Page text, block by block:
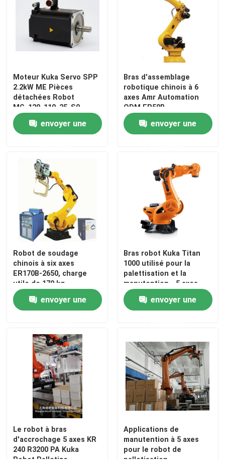
Moteur Kuka Servo SPP
2.2kW ME Pièces
détachées Robot
MG_120_110_25_S0
envoyer une
Bras d'assemblage
robotique chinois à 6
axes Amr Automation
ODM ER50B
envoyer une
Robot de soudage
chinois à six axes
ER170B-2650, charge
utile de 170 kg
envoyer une
Bras robot Kuka Titan
1000 utilisé pour la
palettisation et la
manutention - 5 axes
envoyer une
Le robot à bras
d'accrochage 5 axes KR
240 R3200 PA Kuka
Applications de
manutention à 5 axes
pour le robot de